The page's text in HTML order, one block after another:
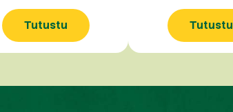
Tutustu Tutustu